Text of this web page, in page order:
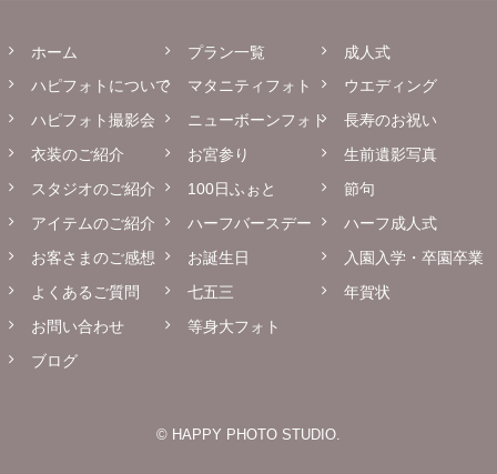
ホーム
ハピフォトについて
ハピフォト撮影会
衣装のご紹介
スタジオのご紹介
アイテムのご紹介
お客さまのご感想
よくあるご質問
お問い合わせ
ブログ
プラン一覧
マタニティフォト
ニューボーンフォト
お宮参り
100日ふぉと
ハーフバースデー
お誕生日
七五三
等身大フォト
成人式
ウエディング
長寿のお祝い
生前遺影写真
節句
ハーフ成人式
入園入学・卒園卒業
年賀状
© HAPPY PHOTO STUDIO.